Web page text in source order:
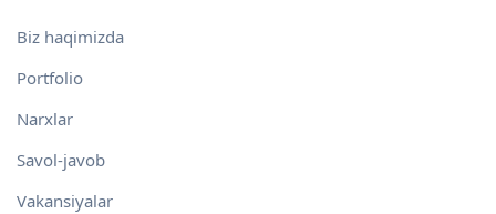
Biz haqimizda
Portfolio
Narxlar
Savol-javob
Vakansiyalar